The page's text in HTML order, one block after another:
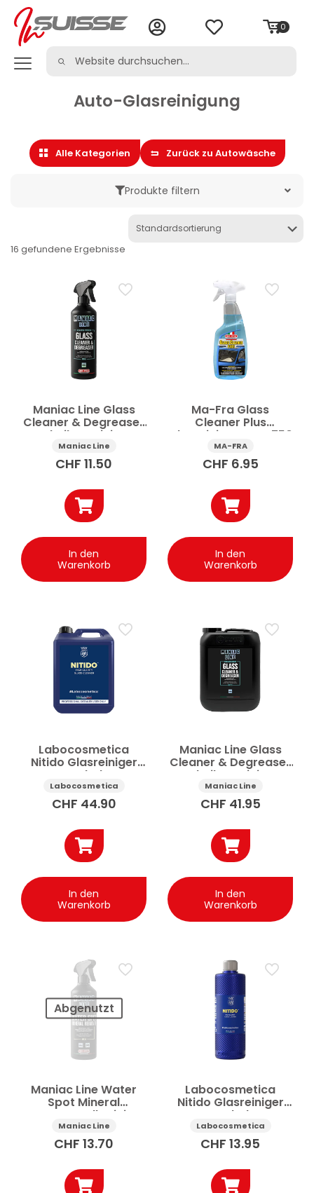
0
Auto-Glasreinigung
Alle Kategorien Zurück zu Autowäsche
Produkte filtern
Autoreinigung & -pflege
Auto-Entfetter
Auto-Glasreinigung
Auto-Mehrzweckreiniger
Auto-Pflegesets
Autoshampoo
Felgenreinigung
Karosserie-Reinigung
Preis
✕ Alle Filter zurücksetzen
16 gefundene Ergebnisse
Maniac Line Glass
Cleaner & Degreaser
Scheibenreiniger
Auto 500 ml
Maniac Line
CHF 11.50
In den
Warenkorb
Ma-Fra Glass
Cleaner Plus
Glasreiniger Auto 750
ml
MA-FRA
CHF 6.95
In den
Warenkorb
Labocosmetica
Nitido Glasreiniger
Auto hohe
Transparenz 4.5 l
Labocosmetica
CHF 44.90
In den
Warenkorb
Maniac Line Glass
Cleaner & Degreaser
Scheibenreiniger
Auto 5 l
Maniac Line
CHF 41.95
In den
Warenkorb
Abgenutzt
Maniac Line Water
Spot Mineral
Remover Kalkreiniger
Auto 500 ml
Maniac Line
CHF 13.70
Labocosmetica
Nitido Glasreiniger
Auto hohe
Transparenz 500 ml
Labocosmetica
CHF 13.95